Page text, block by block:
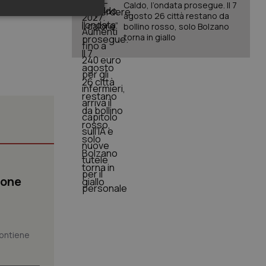
Caldo, l’ondata prosegue. Il 7
agosto 26 città restano da
bollino rosso, solo Bolzano
torna in giallo
sulle pagine
le
per la loro
sul consenso
e
che le loro
di consenso
che il banner